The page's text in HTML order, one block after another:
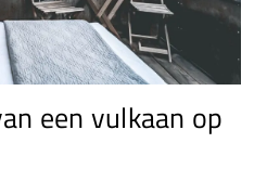
een vulkaan op